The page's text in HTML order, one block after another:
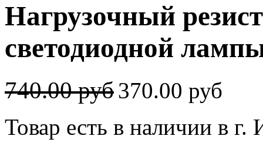
Нагрузочный
светодиодной
740.00 руб370.00 руб
Товар есть в наличии в г.